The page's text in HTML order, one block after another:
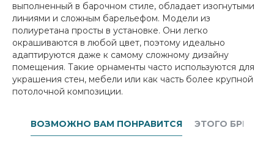
выполненный в барочном стиле, обладает изогнутыми
линиями и сложным барельефом. Модели из
полиуретана просты в установке. Они легко
окрашиваются в любой цвет, поэтому идеально
адаптируются даже к самому сложному дизайну
помещения. Такие орнаменты часто используются для
украшения стен, мебели или как часть более крупной
потолочной композиции.
ВОЗМОЖНО ВАМ ПОНРАВИТСЯ ЭТОГО БРЕНДА